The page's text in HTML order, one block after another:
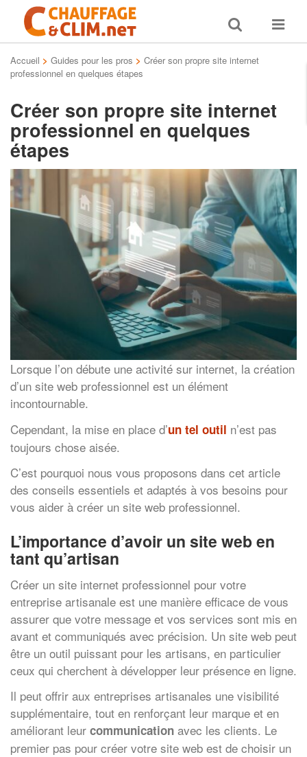
Toggle
search
Toggle
Accueil > Guides pour les pros > Créer son propre site internet
professionnel en quelques étapes
Créer son propre site internet
professionnel en quelques
étapes
Lorsque l’on débute une activité sur internet, la création
d’un site web professionnel est un élément
incontournable.
Cependant, la mise en place d’un tel outil n’est pas
toujours chose aisée.
C’est pourquoi nous vous proposons dans cet article
des conseils essentiels et adaptés à vos besoins pour
vous aider à créer un site web professionnel.
L’importance d’avoir un site web en
tant qu’artisan
Créer un site internet professionnel pour votre
entreprise artisanale est une manière efficace de vous
assurer que votre message et vos services sont mis en
avant et communiqués avec précision. Un site web peut
être un outil puissant pour les artisans, en particulier
ceux qui cherchent à développer leur présence en ligne.
Il peut offrir aux entreprises artisanales une visibilité
supplémentaire, tout en renforçant leur marque et en
améliorant leur communication avec les clients. Le
premier pas pour créer votre site web est de choisir un